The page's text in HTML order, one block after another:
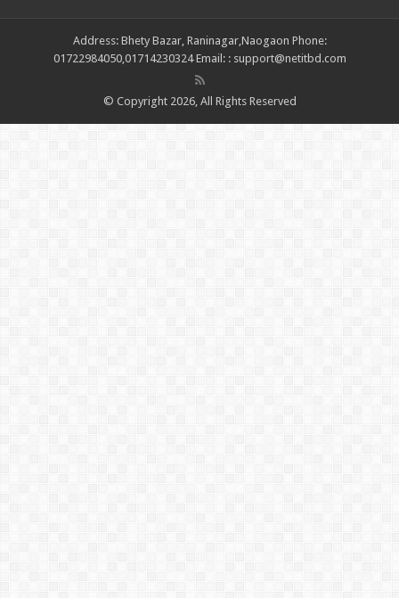
Address: Bhety Bazar, Raninagar,Naogaon Phone:
01722984050,01714230324 Email: : support@netitbd.com
© Copyright 2026, All Rights Reserved